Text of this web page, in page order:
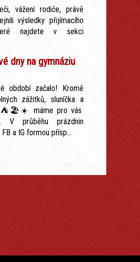
vážení rodiče, právě
výsledky přijímacího
najdete v sekci
dny na gymnáziu
období začalo! Kromě
zážitků, sluníčka a
⛺️🏖☀️ máme pro vás
V průběhu prázdnin
a IG formou přísp...